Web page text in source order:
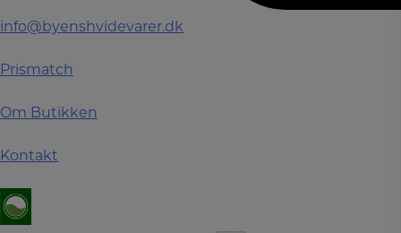
info@byenshvidevarer.dk
Prismatch
Om Butikken
Kontakt